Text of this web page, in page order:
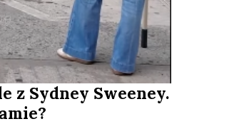
z Sydney Sweeney.